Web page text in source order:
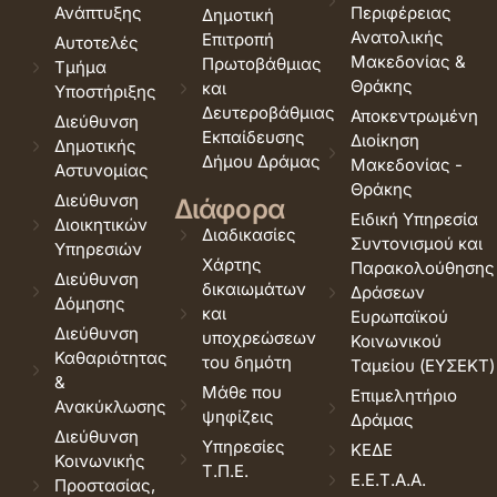
Ανάπτυξης
Αυτοτελές
Τμήμα
Υποστήριξης
Διεύθυνση
Δημοτικής
Αστυνομίας
Διεύθυνση
Διοικητικών
Υπηρεσιών
Διεύθυνση
Δόμησης
Διεύθυνση
Καθαριότητας
&
Ανακύκλωσης
Διεύθυνση
Κοινωνικής
Προστασίας,
Δημοτική
Επιτροπή
Πρωτοβάθμιας
και
Δευτεροβάθμιας
Εκπαίδευσης
Δήμου Δράμας
Διάφορα
Διαδικασίες
Χάρτης
δικαιωμάτων
και
υποχρεώσεων
του δημότη
Μάθε που
ψηφίζεις
Υπηρεσίες
Τ.Π.Ε.
Περιφέρειας
Ανατολικής
Μακεδονίας &
Θράκης
Αποκεντρωμένη
Διοίκηση
Μακεδονίας -
Θράκης
Ειδική Υπηρεσία
Συντονισμού και
Παρακολούθησης
Δράσεων
Ευρωπαϊκού
Κοινωνικού
Ταμείου (ΕΥΣΕΚΤ)
Επιμελητήριο
Δράμας
ΚΕΔΕ
Ε.Ε.Τ.Α.Α.